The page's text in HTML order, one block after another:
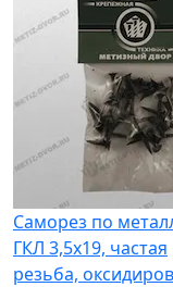
Саморез по
ГКЛ 3,5x19, частая
резьба,